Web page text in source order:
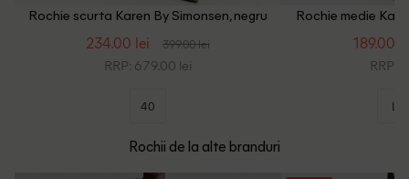
Rochie scurta Karen By Simonsen, negru
234.00 lei 399.00 lei
RRP: 679.00 lei
40
Rochie medie
189.00
RRP:
L
Rochii de la alte branduri